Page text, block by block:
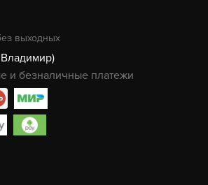
выходных
и безналичные платежи